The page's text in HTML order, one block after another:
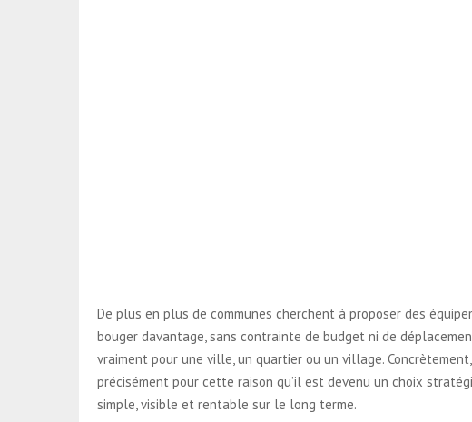
De plus en plus de communes cherchent à proposer des
bouger davantage, sans contrainte de budget ni de
vraiment pour une ville, un quartier ou un village.
précisément pour cette raison qu’il est devenu un choix
simple, visible et rentable sur le long terme.